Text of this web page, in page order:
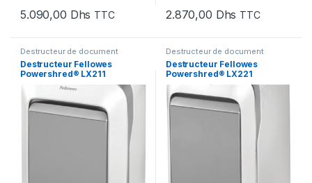
5.090,00 Dhs TTC 2.870,00 Dhs TTC
Destructeur de document
Destructeur Fellowes
Powershred® LX211
microparticules (5050301)
Destructeur de document
Destructeur Fellowes
Powershred® LX221
microparticules (5050501)